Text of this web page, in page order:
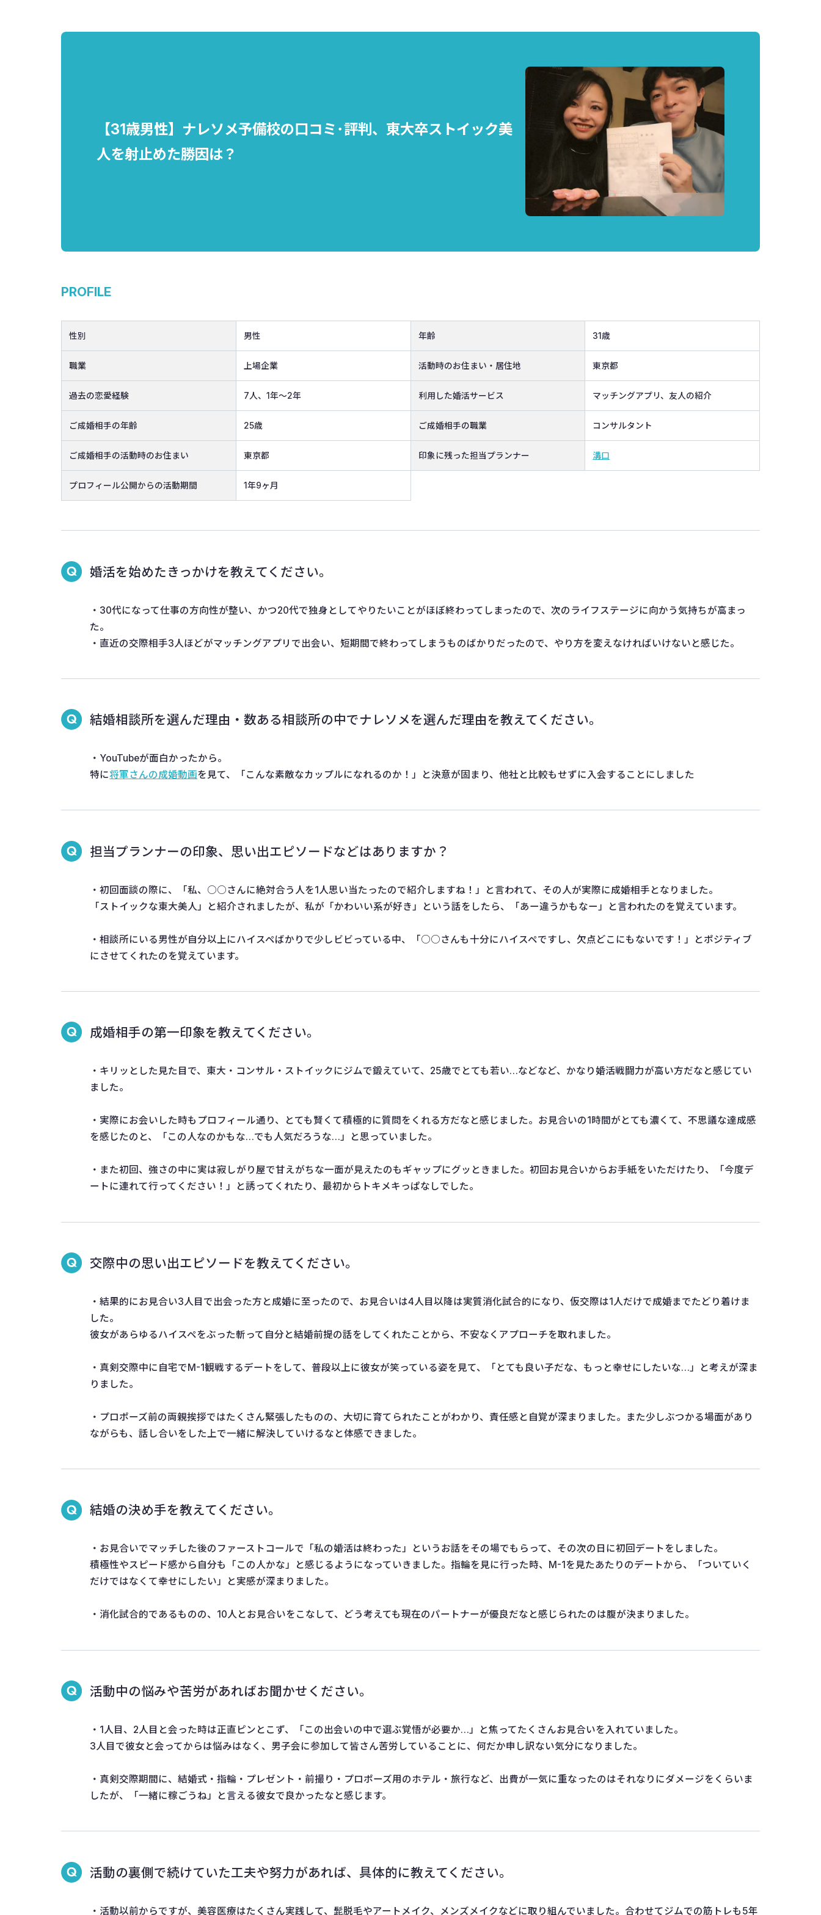
【31歳男性】ナレソメ予備校の口コミ･評判、東大卒ストイック美
人を射止めた勝因は？
PROFILE
性別 男性 年齢 31歳
職業 上場企業 活動時のお住まい・居住地 東京都
過去の恋愛経験 7人、1年〜2年 利用した婚活サービス マッチングアプリ、友人の紹介
ご成婚相手の年齢 25歳 ご成婚相手の職業 コンサルタント
ご成婚相手の活動時のお住まい 東京都 印象に残った担当プランナー 溝口
プロフィール公開からの活動期間 1年9ヶ月
婚活を始めたきっかけを教えてください。
・30代になって仕事の方向性が整い、かつ20代で独身としてやりたいことがほぼ終わってしまったので、次のライフステージに向かう気持ちが高まっ
た。
・直近の交際相手3人ほどがマッチングアプリで出会い、短期間で終わってしまうものばかりだったので、やり方を変えなければいけないと感じた。
結婚相談所を選んだ理由・数ある相談所の中でナレソメを選んだ理由を教えてください。
・YouTubeが面白かったから。
特に将軍さんの成婚動画を見て、「こんな素敵なカップルになれるのか！」と決意が固まり、他社と比較もせずに入会することにしました
担当プランナーの印象、思い出エピソードなどはありますか？
・初回面談の際に、「私、○○さんに絶対合う人を1人思い当たったので紹介しますね！」と言われて、その人が実際に成婚相手となりました。
「ストイックな東大美人」と紹介されましたが、私が「かわいい系が好き」という話をしたら、「あー違うかもなー」と言われたのを覚えています。
・相談所にいる男性が自分以上にハイスペばかりで少しビビっている中、「○○さんも十分にハイスペですし、欠点どこにもないです！」とポジティブ
にさせてくれたのを覚えています。
成婚相手の第一印象を教えてください。
・キリッとした見た目で、東大・コンサル・ストイックにジムで鍛えていて、25歳でとても若い…などなど、かなり婚活戦闘力が高い方だなと感じてい
ました。
・実際にお会いした時もプロフィール通り、とても賢くて積極的に質問をくれる方だなと感じました。お見合いの1時間がとても濃くて、不思議な達成感
を感じたのと、「この人なのかもな…でも人気だろうな…」と思っていました。
・また初回、強さの中に実は寂しがり屋で甘えがちな一面が見えたのもギャップにグッときました。初回お見合いからお手紙をいただけたり、「今度デ
ートに連れて行ってください！」と誘ってくれたり、最初からトキメキっぱなしでした。
交際中の思い出エピソードを教えてください。
・結果的にお見合い3人目で出会った方と成婚に至ったので、お見合いは4人目以降は実質消化試合的になり、仮交際は1人だけで成婚までたどり着けま
した。
彼女があらゆるハイスペをぶった斬って自分と結婚前提の話をしてくれたことから、不安なくアプローチを取れました。
・真剣交際中に自宅でM-1観戦するデートをして、普段以上に彼女が笑っている姿を見て、「とても良い子だな、もっと幸せにしたいな…」と考えが深ま
りました。
・プロポーズ前の両親挨拶ではたくさん緊張したものの、大切に育てられたことがわかり、責任感と自覚が深まりました。また少しぶつかる場面があり
ながらも、話し合いをした上で一緒に解決していけるなと体感できました。
結婚の決め手を教えてください。
・お見合いでマッチした後のファーストコールで「私の婚活は終わった」というお話をその場でもらって、その次の日に初回デートをしました。
積極性やスピード感から自分も「この人かな」と感じるようになっていきました。指輪を見に行った時、M-1を見たあたりのデートから、「ついていく
だけではなくて幸せにしたい」と実感が深まりました。
・消化試合的であるものの、10人とお見合いをこなして、どう考えても現在のパートナーが優良だなと感じられたのは腹が決まりました。
活動中の悩みや苦労があればお聞かせください。
・1人目、2人目と会った時は正直ピンとこず、「この出会いの中で選ぶ覚悟が必要か…」と焦ってたくさんお見合いを入れていました。
3人目で彼女と会ってからは悩みはなく、男子会に参加して皆さん苦労していることに、何だか申し訳ない気分になりました。
・真剣交際期間に、結婚式・指輪・プレゼント・前撮り・プロポーズ用のホテル・旅行など、出費が一気に重なったのはそれなりにダメージをくらいま
したが、「一緒に稼ごうね」と言える彼女で良かったなと感じます。
活動の裏側で続けていた工夫や努力があれば、具体的に教えてください。
・活動以前からですが、美容医療はたくさん実践して、髭脱毛やアートメイク、メンズメイクなどに取り組んでいました。合わせてジムでの筋トレも5年